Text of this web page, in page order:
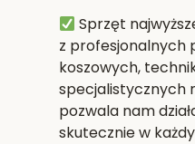
Sprzęt
z profesjonalnych
koszowych,
specjalistycznych
pozwala nam
skutecznie w